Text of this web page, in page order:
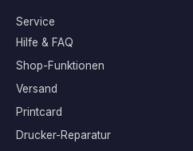
Service
Hilfe & FAQ
Shop-Funktionen
Versand
Printcard
Drucker-Reparatur